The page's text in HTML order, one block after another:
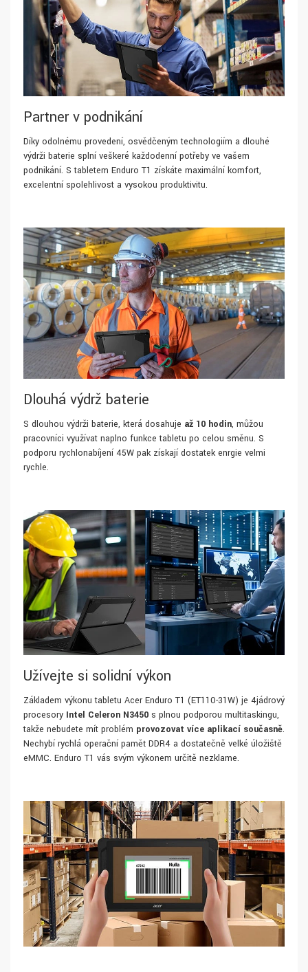
Partner v podnikání
Díky odolnému provedení, osvědčeným technologiím a dlouhé
výdrži baterie splní veškeré každodenní potřeby ve vašem
podnikání. S tabletem Enduro T1 získáte maximální komfort,
excelentní spolehlivost a vysokou produktivitu.
Dlouhá výdrž baterie
S dlouhou výdrži baterie, která dosahuje až 10 hodin, můžou
pracovníci využívat naplno funkce tabletu po celou směnu. S
podporu rychlonabíjení 45W pak získají dostatek enrgie velmi
rychle.
Užívejte si solidní výkon
Základem výkonu tabletu Acer Enduro T1 (ET110-31W) je 4jádrový
procesory Intel Celeron N3450 s plnou podporou multitaskingu,
takže nebudete mít problém provozovat více aplikací současně.
Nechybí rychlá operační paměť DDR4 a dostatečně velké úložiště
eMMC. Enduro T1 vás svým výkonem určitě nezklame.